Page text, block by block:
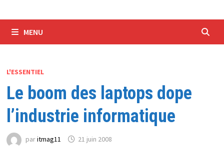
MENU
L'ESSENTIEL
Le boom des laptops dope
l’industrie informatique
paritmag11 21 juin 2008